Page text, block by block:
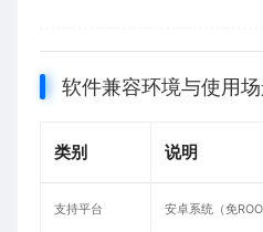
软件兼容环境与使用
类别 说明
支持平台 安卓系统（免